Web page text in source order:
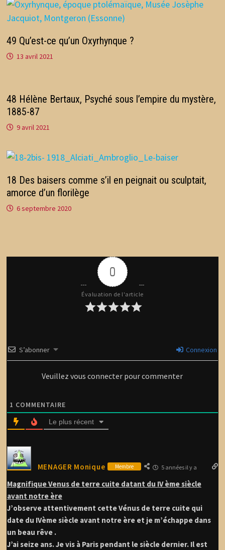
49 Qu’est-ce qu’un Oxyrhynque ?
13 avril 2021
48 Hélène Bertaux, Psyché sous l’empire du mystère,
1885-87
9 avril 2021
18 Des baisers comme s’il en peignait ou sculptait,
amorce d’un florilège
6 septembre 2020
0
Évaluation de l'article
S’abonner Connexion
Veuillez vous connecter pour commenter
1 COMMENTAIRE
Le plus récent
MENAGER Monique Membre 5 années il y a
Magnifique Venus de terre cuite datant du IV ème siècle
avant notre ère
J’observe attentivement cette Vénus de terre cuite qui
date du IVème siècle avant notre ère et je m’échappe dans
un beau rêve .
J’ai seize ans. Je vis à Paris pendant le siècle dernier. Il est